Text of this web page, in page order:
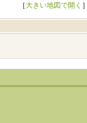
［大きい地図で開く ］